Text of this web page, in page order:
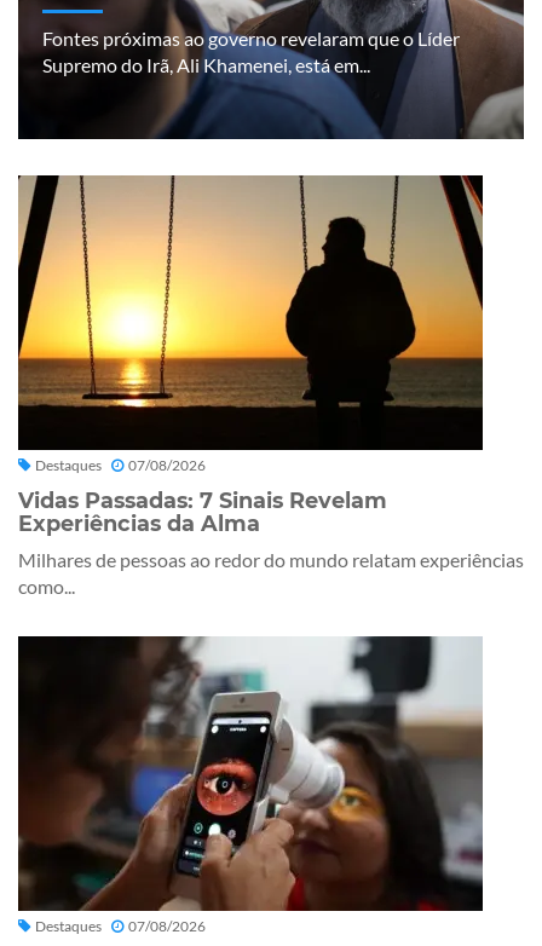
Fontes próximas ao governo revelaram que o Líder
Supremo do Irã, Ali Khamenei, está em...
Destaques 07/08/2026
Vidas Passadas: 7 Sinais Revelam
Experiências da Alma
Milhares de pessoas ao redor do mundo relatam experiências
como...
Destaques 07/08/2026